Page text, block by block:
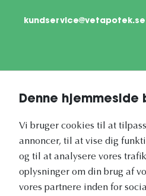
Denne hjemmeside
Vi bruger cookies til at
annoncer, til at vise dig
og til at analysere vores
oplysninger om din brug af
vores partnere inden for
kundservice@vetapotek.se
Vores nyhedsbrev